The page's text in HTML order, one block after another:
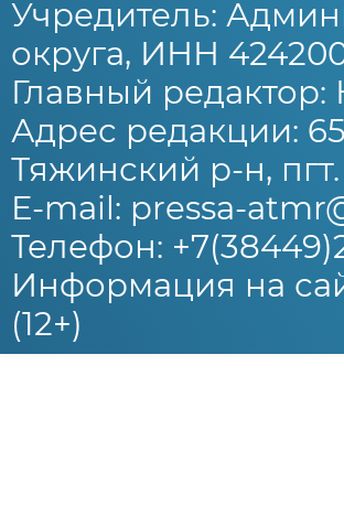
Учредитель:
округа, ИНН
Главный
Адрес редакции:
Тяжинский р-н,
E-mail: pressa-
Телефон:
Информация на
(12+)